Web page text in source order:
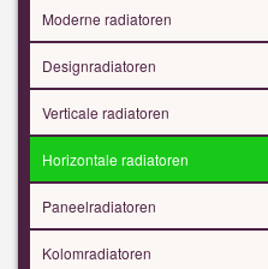
Moderne radiatoren
Designradiatoren
Verticale radiatoren
Horizontale radiatoren
Paneelradiatoren
Kolomradiatoren